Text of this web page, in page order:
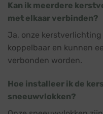
Kan ik meerdere
met elkaar verbinden?
Ja, onze
koppelbaar en kunnen
verbonden worden.
Hoe installeer ik de
sneeuwvlokken?